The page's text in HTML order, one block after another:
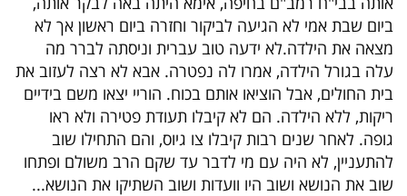
ביום שבת אמי לא הגיעה לביקור וחזרה ביום ראשון אך לא
מצאה את הילדה.לא ידעה טוב עברית וניסתה לברר מה
עלה בגורל הילדה, אמרו לה נפטרה. אבא לא רצה לעזוב את
בית החולים, אבל הוציאו אותם בכוח. הוריי יצאו משם בידיים
ריקות, ללא הילדה. הם לא קיבלו תעודת פטירה ולא ראו
גופה. לאחר שנים רבות קיבלו צו גיוס, והם התחילו שוב
להתעניין, לא היה עם מי לדבר עד שקם הרב משולם ופתחו
שוב את הנושא ושוב היו וועדות ושוב השתיקו את הנושא...